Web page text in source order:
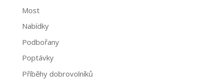
Most
Nabídky
Podbořany
Poptávky
Příběhy dobrovolníků